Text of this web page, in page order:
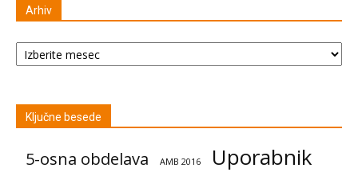
Arhiv
Arhiv
Ključne besede
5-osna obdelava AMB 2016 Uporabnik